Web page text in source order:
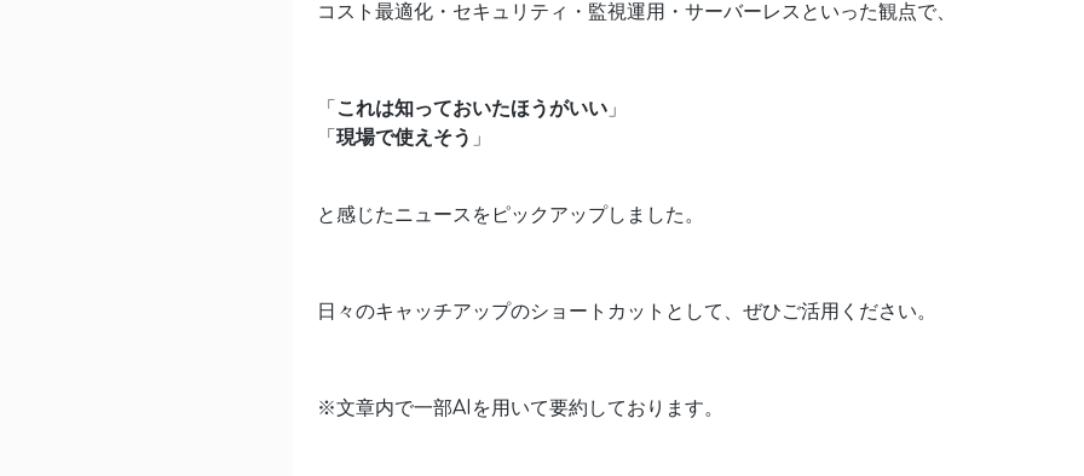
コスト最適化・セキュリティ・監視運用・サーバーレスといった観点で、
「 これは知っておいたほうがいい」
「 現場で使えそう 」
と感じたニュースをピックアップしました。
日々のキャッチアップのショートカットとして、ぜひご活用ください。
※文章内で一部AIを用いて要約しております。